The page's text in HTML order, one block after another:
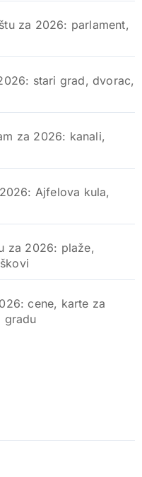
za 2026: parlament,
stari grad, dvorac,
za 2026: kanali,
Ajfelova kula,
za 2026: plaže,
cene, karte za
gradu